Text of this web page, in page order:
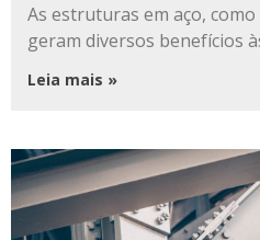
As estruturas em aço,
geram diversos benefícios
Leia mais »